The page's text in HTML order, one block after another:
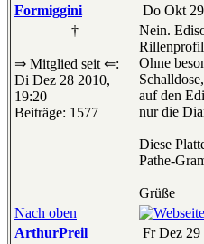
Formiggini
Do Okt
†
⇒ Mitglied seit ⇐:
Di Dez 28 2010,
19:20
Beiträge: 1577
Nein.
Ohne
auf den
nur die
Diese
Pathe-
Grüße
Nach oben
ArthurPreil
Fr Dez 29